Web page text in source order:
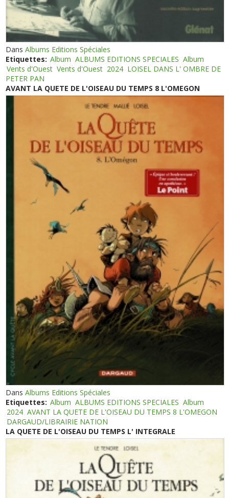
DansAlbums Editions Spéciales
Etiquettes: Album ALBUMS EDITIONS SPECIALES Album
Vents d'Ouest Vents d'Ouest 2024 LOISEL DANS L' OMBRE DE
PETER PAN
AVANT LA QUETE DE L'OISEAU DU TEMPS 8 L'OMEGON
DansAlbums Editions Spéciales
Etiquettes: Album ALBUMS EDITIONS SPECIALES Album
2024 AVANT LA QUETE DE L'OISEAU DU TEMPS 8 L'OMEGON
DARGAUD/LIBRAIRIE NATION
LA QUETE DE L'OISEAU DU TEMPS L' INTEGRALE